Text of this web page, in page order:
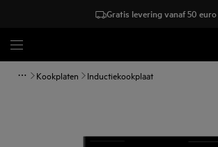
Gratis levering vanaf 50 euro
Kookplaten Inductiekookplaat